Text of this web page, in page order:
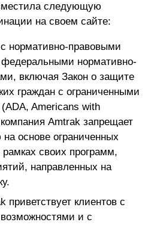
следующую
на своем сайте:
нормативно-правовыми
нормативно-
включая Закон о защите
граждан с ограниченными
Americans with
Amtrak запрещает
основе ограниченных
своих программ,
направленных на
приветствует клиентов с
и с